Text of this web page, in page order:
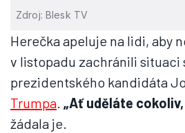
Zdroj: Blesk TV
Herečka apeluje na lidi, aby
v listopadu zachránili situaci
prezidentského kandidáta
Trumpa. „Ať uděláte
žádala je.